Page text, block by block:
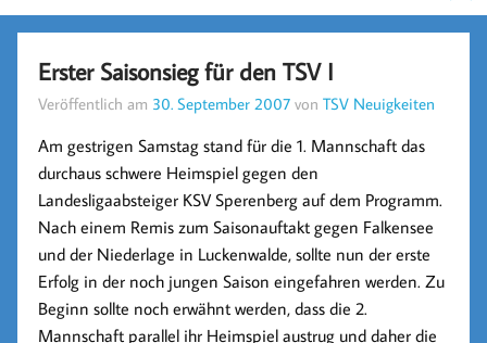
Erster Saisonsieg für den TSV I
Veröffentlich am 30. September 2007 vonTSV Neuigkeiten
Am gestrigen Samstag stand für die 1. Mannschaft das
durchaus schwere Heimspiel gegen den
Landesligaabsteiger KSV Sperenberg auf dem Programm.
Nach einem Remis zum Saisonauftakt gegen Falkensee
und der Niederlage in Luckenwalde, sollte nun der erste
Erfolg in der noch jungen Saison eingefahren werden. Zu
Beginn sollte noch erwähnt werden, dass die 2.
Mannschaft parallel ihr Heimspiel austrug und daher die